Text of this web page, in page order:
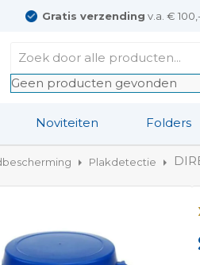
Gratis verzending v.a. €
Geen producten gevonden
Noviteiten Folders
Plakdetectie